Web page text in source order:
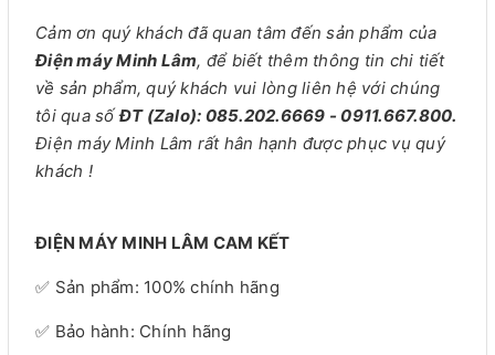
Cảm ơn quý khách đã quan tâm đến sản phẩm của
Điện máy Minh Lâm, để biết thêm thông tin chi tiết
về sản phẩm, quý khách vui lòng liên hệ với chúng
tôi qua sốĐT (Zalo): 085.202.6669 - 0911.667.800.
Điện máy Minh Lâm rất hân hạnh được phục vụ quý
khách !
ĐIỆN MÁY MINH LÂM CAM KẾT
✅ Sản phẩm: 100% chính hãng
✅ Bảo hành: Chính hãng